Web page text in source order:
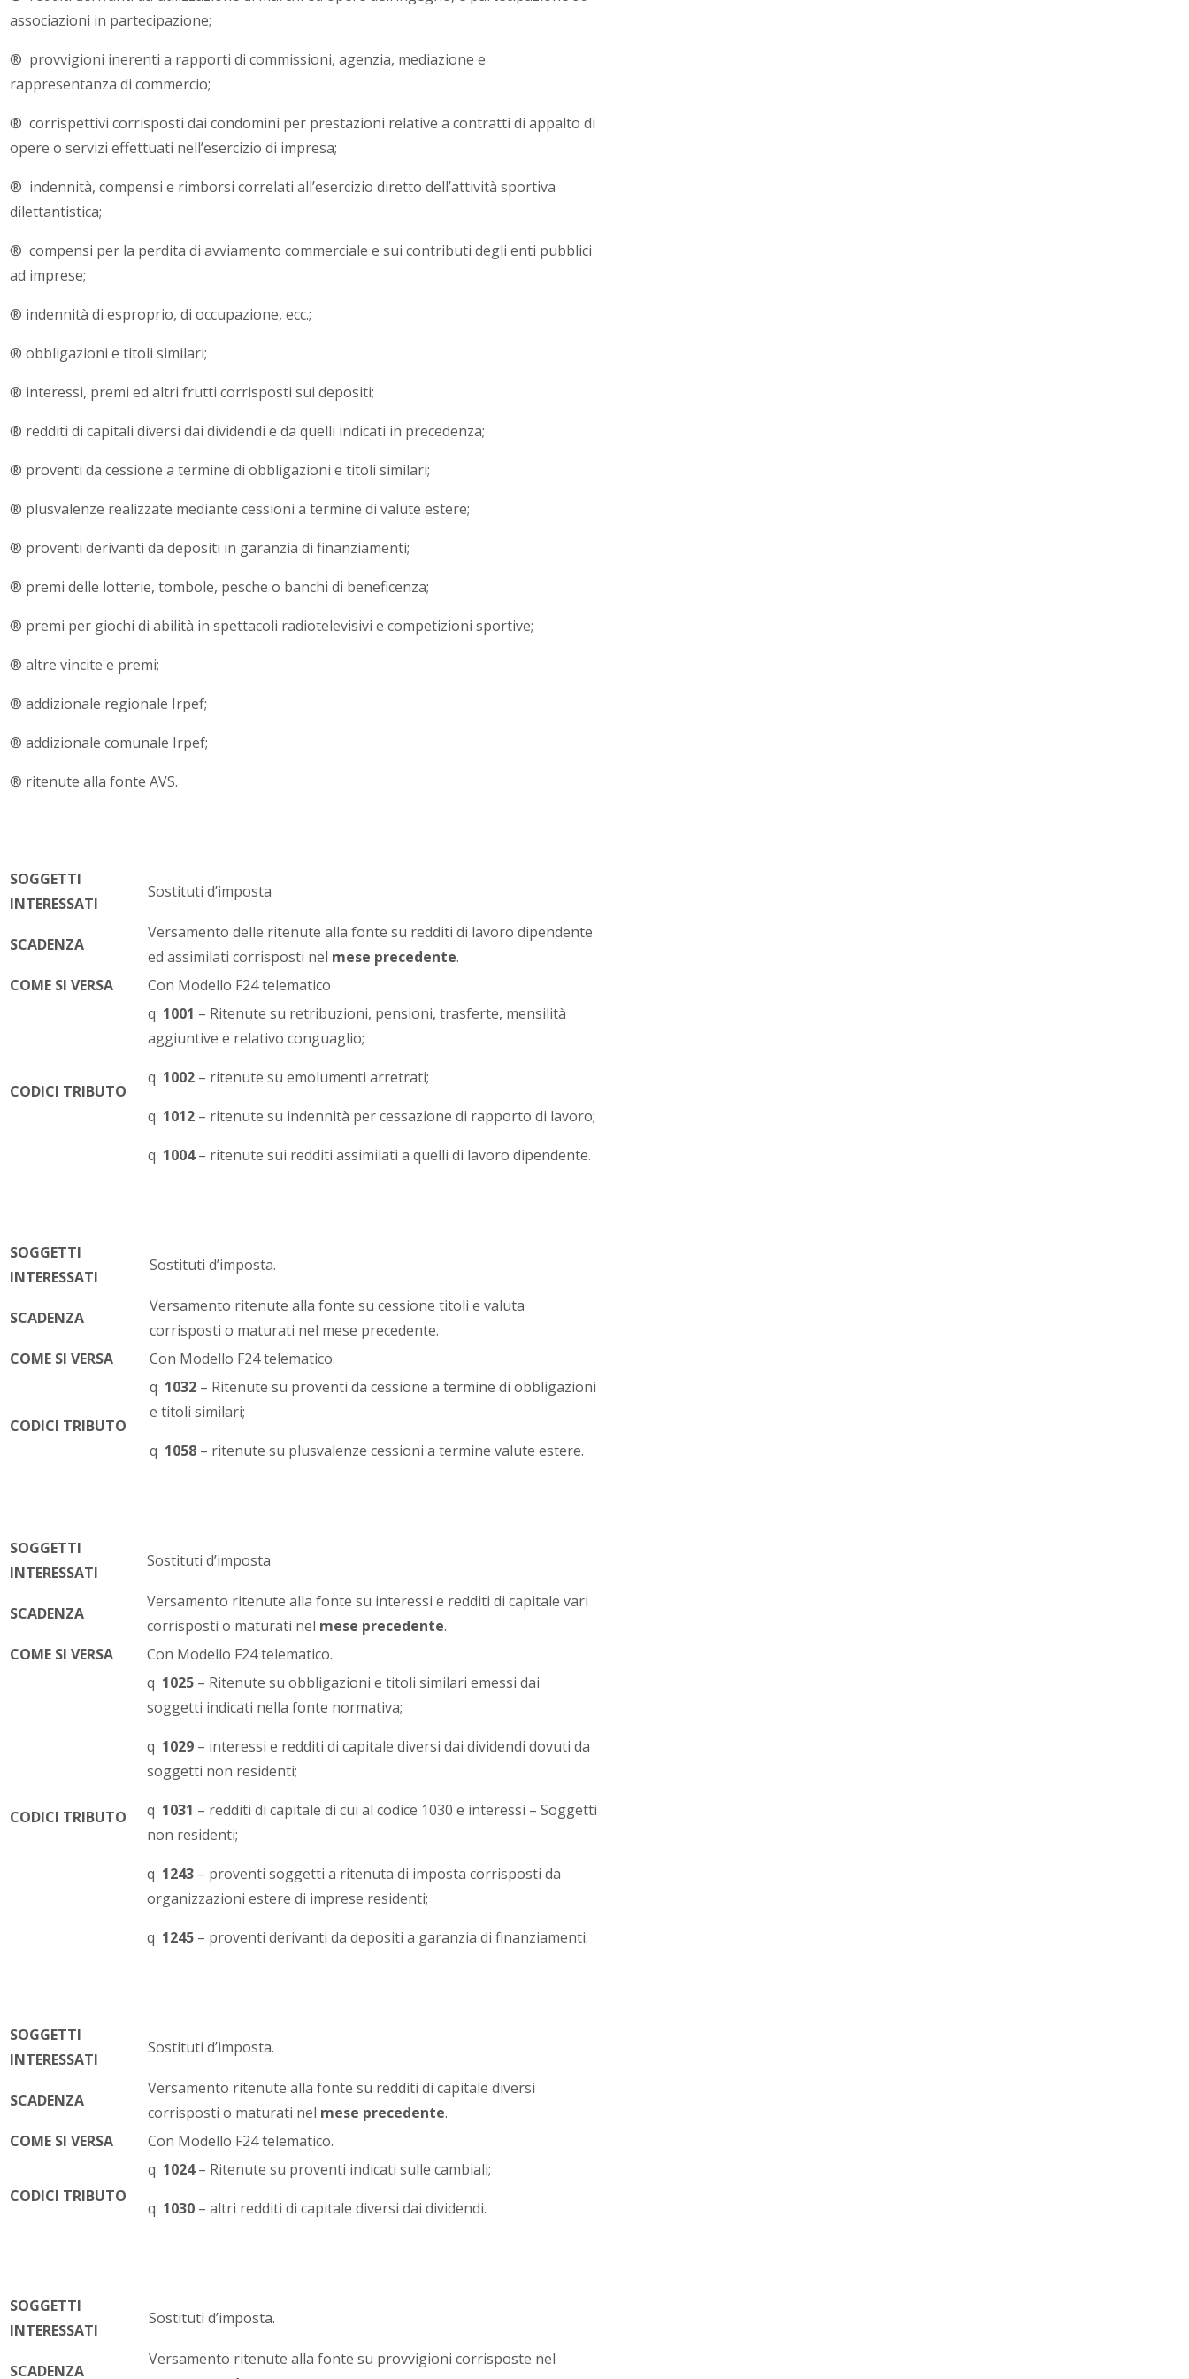
associazioni in partecipazione;
® provvigioni inerenti a rapporti di commissioni, agenzia, mediazione e
rappresentanza di commercio;
® corrispettivi corrisposti dai condomini per prestazioni relative a contratti di appalto di
opere o servizi effettuati nell’esercizio di impresa;
® indennità, compensi e rimborsi correlati all’esercizio diretto dell’attività sportiva
dilettantistica;
® compensi per la perdita di avviamento commerciale e sui contributi degli enti pubblici
ad imprese;
® indennità di esproprio, di occupazione, ecc.;
® obbligazioni e titoli similari;
® interessi, premi ed altri frutti corrisposti sui depositi;
® redditi di capitali diversi dai dividendi e da quelli indicati in precedenza;
® proventi da cessione a termine di obbligazioni e titoli similari;
® plusvalenze realizzate mediante cessioni a termine di valute estere;
® proventi derivanti da depositi in garanzia di finanziamenti;
® premi delle lotterie, tombole, pesche o banchi di beneficenza;
® premi per giochi di abilità in spettacoli radiotelevisivi e competizioni sportive;
® altre vincite e premi;
® addizionale regionale Irpef;
® addizionale comunale Irpef;
® ritenute alla fonte AVS.
SOGGETTI
INTERESSATI
Sostituti d’imposta
SCADENZA
Versamento delle ritenute alla fonte su redditi di lavoro dipendente
ed assimilati corrisposti nel mese precedente.
COME SI VERSA
Con Modello F24 telematico
CODICI TRIBUTO
q 1001 – Ritenute su retribuzioni, pensioni, trasferte, mensilità
aggiuntive e relativo conguaglio;
q 1002 – ritenute su emolumenti arretrati;
q 1012 – ritenute su indennità per cessazione di rapporto di lavoro;
q 1004– ritenute sui redditi assimilati a quelli di lavoro dipendente.
SOGGETTI
INTERESSATI
Sostituti d’imposta.
SCADENZA
Versamento ritenute alla fonte su cessione titoli e valuta
corrisposti o maturati nel mese precedente.
COME SI VERSA
Con Modello F24 telematico.
CODICI TRIBUTO
q 1032 – Ritenute su proventi da cessione a termine di obbligazioni
e titoli similari;
q 1058 – ritenute su plusvalenze cessioni a termine valute estere.
SOGGETTI
INTERESSATI
Sostituti d’imposta
SCADENZA
Versamento ritenute alla fonte su interessi e redditi di capitale vari
corrisposti o maturati nel mese precedente.
COME SI VERSA
Con Modello F24 telematico.
CODICI TRIBUTO
q 1025 – Ritenute su obbligazioni e titoli similari emessi dai
soggetti indicati nella fonte normativa;
q 1029 – interessi e redditi di capitale diversi dai dividendi dovuti da
soggetti non residenti;
q 1031 – redditi di capitale di cui al codice 1030 e interessi – Soggetti
non residenti;
q 1243 – proventi soggetti a ritenuta di imposta corrisposti da
organizzazioni estere di imprese residenti;
q 1245 – proventi derivanti da depositi a garanzia di finanziamenti.
SOGGETTI
INTERESSATI
Sostituti d’imposta.
SCADENZA
Versamento ritenute alla fonte su redditi di capitale diversi
corrisposti o maturati nel mese precedente.
COME SI VERSA
Con Modello F24 telematico.
CODICI TRIBUTO
q 1024– Ritenute su proventi indicati sulle cambiali;
q 1030 – altri redditi di capitale diversi dai dividendi.
SOGGETTI
INTERESSATI
Sostituti d’imposta.
SCADENZA
Versamento ritenute alla fonte su provvigioni corrisposte nel